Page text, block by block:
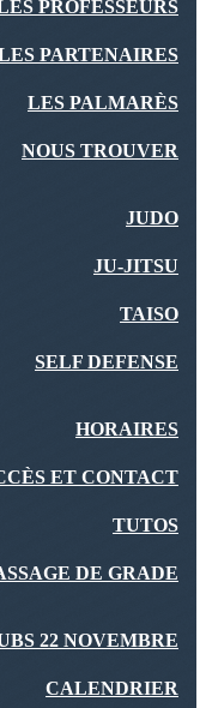
PROFESSEURS
PARTENAIRES
LES PALMARÈS
NOUS TROUVER
JUDO
JU-JITSU
TAISO
SELF DEFENSE
HORAIRES
ET CONTACT
TUTOS
DE GRADE
22 NOVEMBRE
CALENDRIER